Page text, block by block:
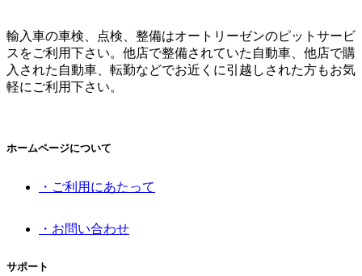
輸入車の車検、点検、整備はオートリーゼンのピットサービ
スをご利用下さい。他店で整備されていた自動車、他店で購
入された自動車、転勤などでお近くに引越しされた方もお気
軽にご利用下さい。
ホームページについて
・ご利用にあたって
・お問い合わせ
サポート